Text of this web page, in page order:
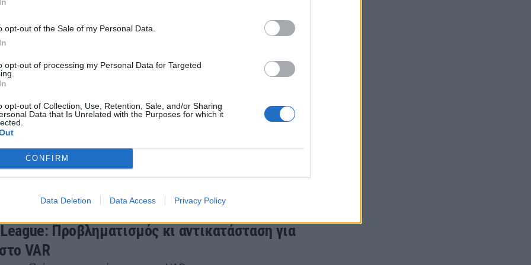
opt-out of the Sale of my Personal Data.
opt-out of processing my Personal Data for Targeted
opt-out of Collection, Use, Retention, Sale, and/or Sharing
Data that Is Unrelated with the Purposes for which it
CONFIRM
Data Deletion Data Access Privacy Policy
2023 19:58
League: Βλέπει Άστον Βίλα-Άρσεναλ ο Τομ Χανκς
στα γκολ των γηπεδούχων
Ο Τομ Χανκς παρακολουθεί την αναμέτρηση Άστον
2023 15:10
Προβληματισμός κι αντικατάσταση για
VAR